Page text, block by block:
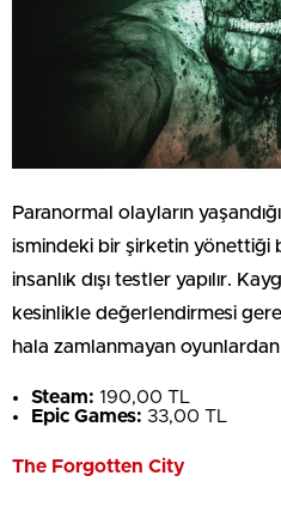
Paranormal olayların
ismindeki bir şirketin yönettiği
insanlık dışı testler yapılır.
kesinlikle değerlendirmesi
hala zamlanmayan oyunlardan
Steam: 190,00 TL
Epic Games: 33,00 TL
The Forgotten City